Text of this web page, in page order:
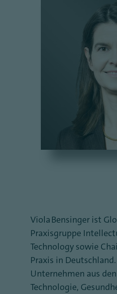
Viola Bensinger ist
Praxisgruppe
Technology sowie
Praxis in
Unternehmen aus
Technologie,